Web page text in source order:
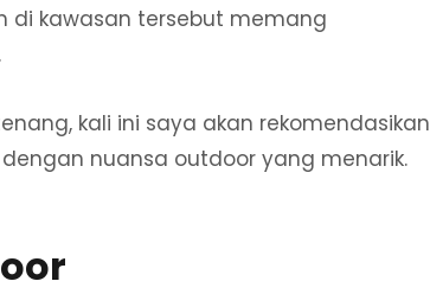
di kawasan tersebut memang
kali ini saya akan rekomendasikan
nuansa outdoor yang menarik.